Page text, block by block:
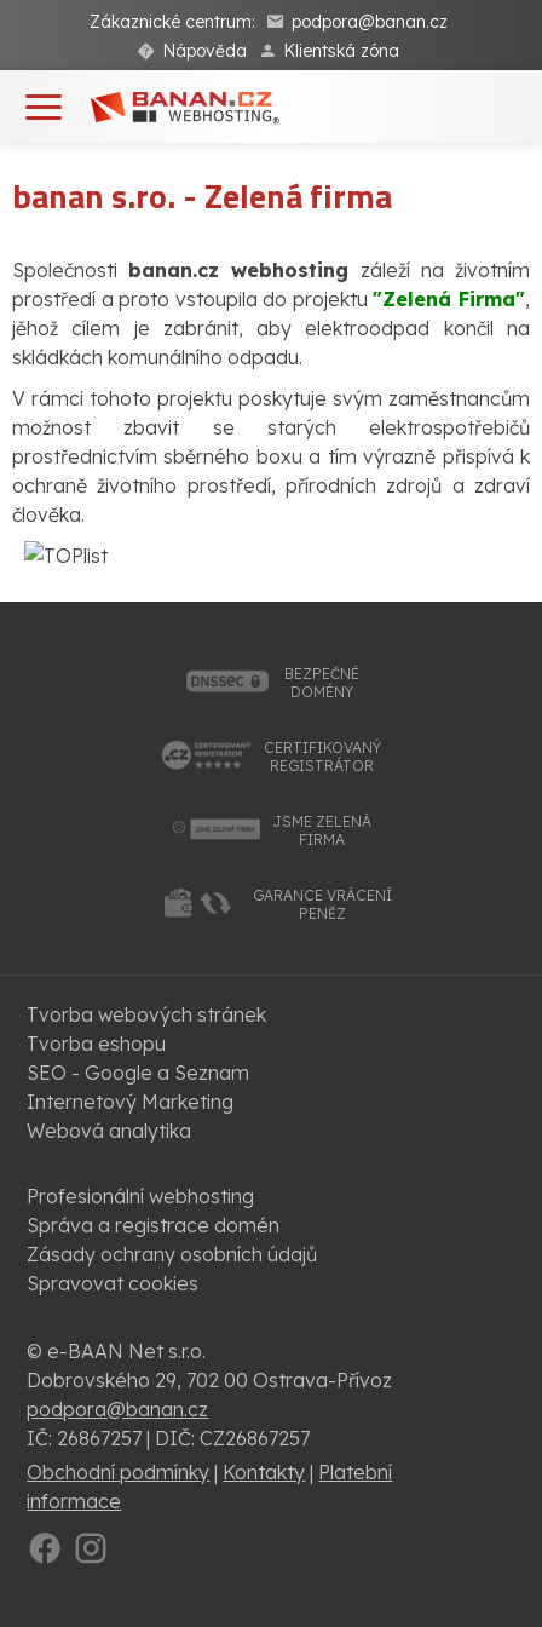
Zákaznické centrum:
podpora@banan.cz
Nápověda
Klientská zóna
banan s.ro. - Zelená firma
Společnosti banan.cz webhosting záleží na životním
prostředí a proto vstoupila do projektu"Zelená Firma",
jěhož cílem je zabránit, aby elektroodpad končil na
skládkách komunálního odpadu.
V rámci tohoto projektu poskytuje svým zaměstnancům
možnost zbavit se starých elektrospotřebičů
prostřednictvím sběrného boxu a tím výrazně přispívá k
ochraně životního prostředí, přírodních zdrojů a zdraví
člověka.
BEZPEČNÉ
DOMÉNY
CERTIFIKOVANÝ
REGISTRÁTOR
JSME ZELENÁ
FIRMA
GARANCE VRÁCENÍ
PENĚZ
Tvorba webových stránek
Tvorba eshopu
SEO - Google a Seznam
Internetový Marketing
Webová analytika
Profesionální webhosting
Správa a registrace domén
Zásady ochrany osobních údajů
Spravovat cookies
© e-BAAN Net s.r.o.
Dobrovského 29, 702 00 Ostrava-Přívoz
podpora@banan.cz
IČ: 26867257 | DIČ: CZ26867257
Obchodní podmínky | Kontakty | Platební
informace